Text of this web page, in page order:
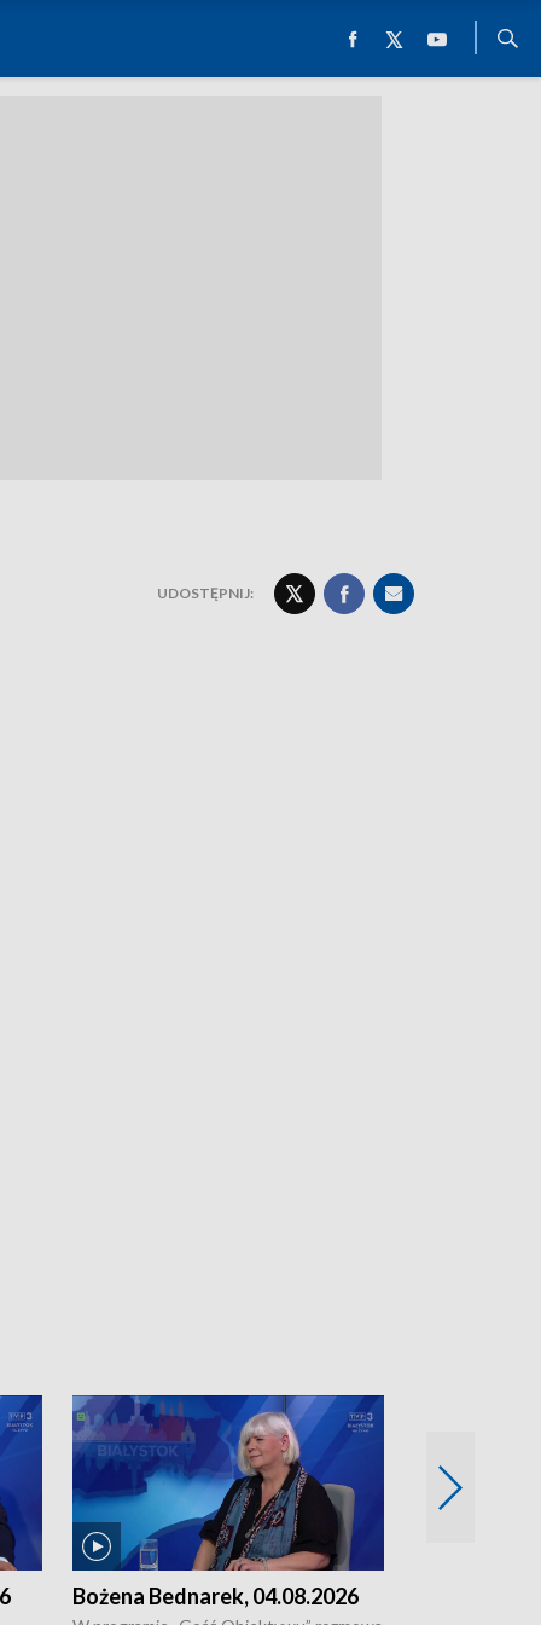
UDOSTĘPNIJ:
Bożena Bednarek, 04.08.2026